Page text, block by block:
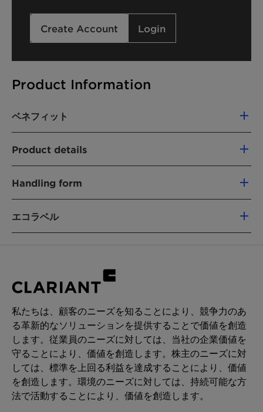
Product Information
ベネフィット
surface cleaning
Excellent soil removal and soap scum
dispersion
Avoids corrosion or stress cracking of hard
Very mild to human skin
Product details
Mild Surfactant
CHEMICAL TYPE
Glucamides
Hard surface cleaning
Hand dishwashing
Laundry pre-treatment
PERFORMANCE CLAIMS
Mild to skin
Soap scum removal
Excellent wetting
Handling form
エコラベル
Ecocert Detergents
Kosher Nordic Swan
RSPO MB (PALM-BASED) Vegan
Chemical Nature: Glucamide
製品機能:
Hard Surface Cleaning
再生可能炭素指数(RCI): 93 %
環境ワーキンググループ（EWG）評価: -
Create Account Login
私たちは、顧客のニーズを知ることにより、競争力のあ
る革新的なソリューションを提供することで価値を創造
します。従業員のニーズに対しては、当社の企業価値を
守ることにより、価値を創造します。株主のニーズに対
しては、標準を上回る利益を達成することにより、価値
を創造します。環境のニーズに対しては、持続可能な方
法で活動することにより、価値を創造します。